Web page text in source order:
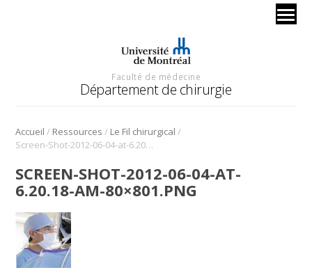
Faculté de médecine
Département de chirurgie
Accueil / Ressources / Le Fil chirurgical /
Screen-Shot-2012-06-04-at-6.20.18-AM-80×801.png
SCREEN-SHOT-2012-06-04-AT-
6.20.18-AM-80×801.PNG